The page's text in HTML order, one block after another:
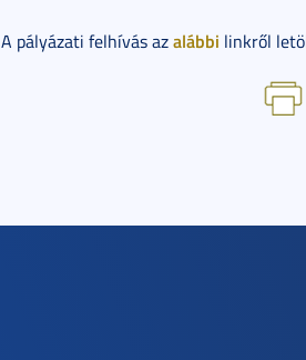
A pályázati felhívás azalábbi linkről